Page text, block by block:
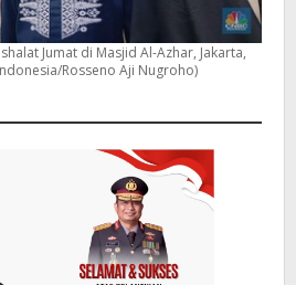
Jumat di Masjid Al-Azhar, Jakarta,
Rosseno Aji Nugroho)